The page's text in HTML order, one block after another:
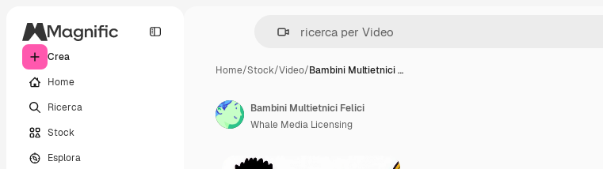
Crea
Home
Ricerca
Stock
Esplora
Home/Stock/Video/Bambini Multietnici …
Bambini Multietnici Felici
Whale Media Licensing